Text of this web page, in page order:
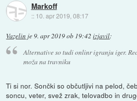
Markoff
:: 10. apr 2019, 08:17
Vazelin je9. apr 2019 ob 19:42 izjavil:
Alternative so tudi onlinr igranju iger.
moža na travniku
Ti si nor. Sončki so občutljivi na pelod,
soncu, veter, svež zrak, telovadbo in